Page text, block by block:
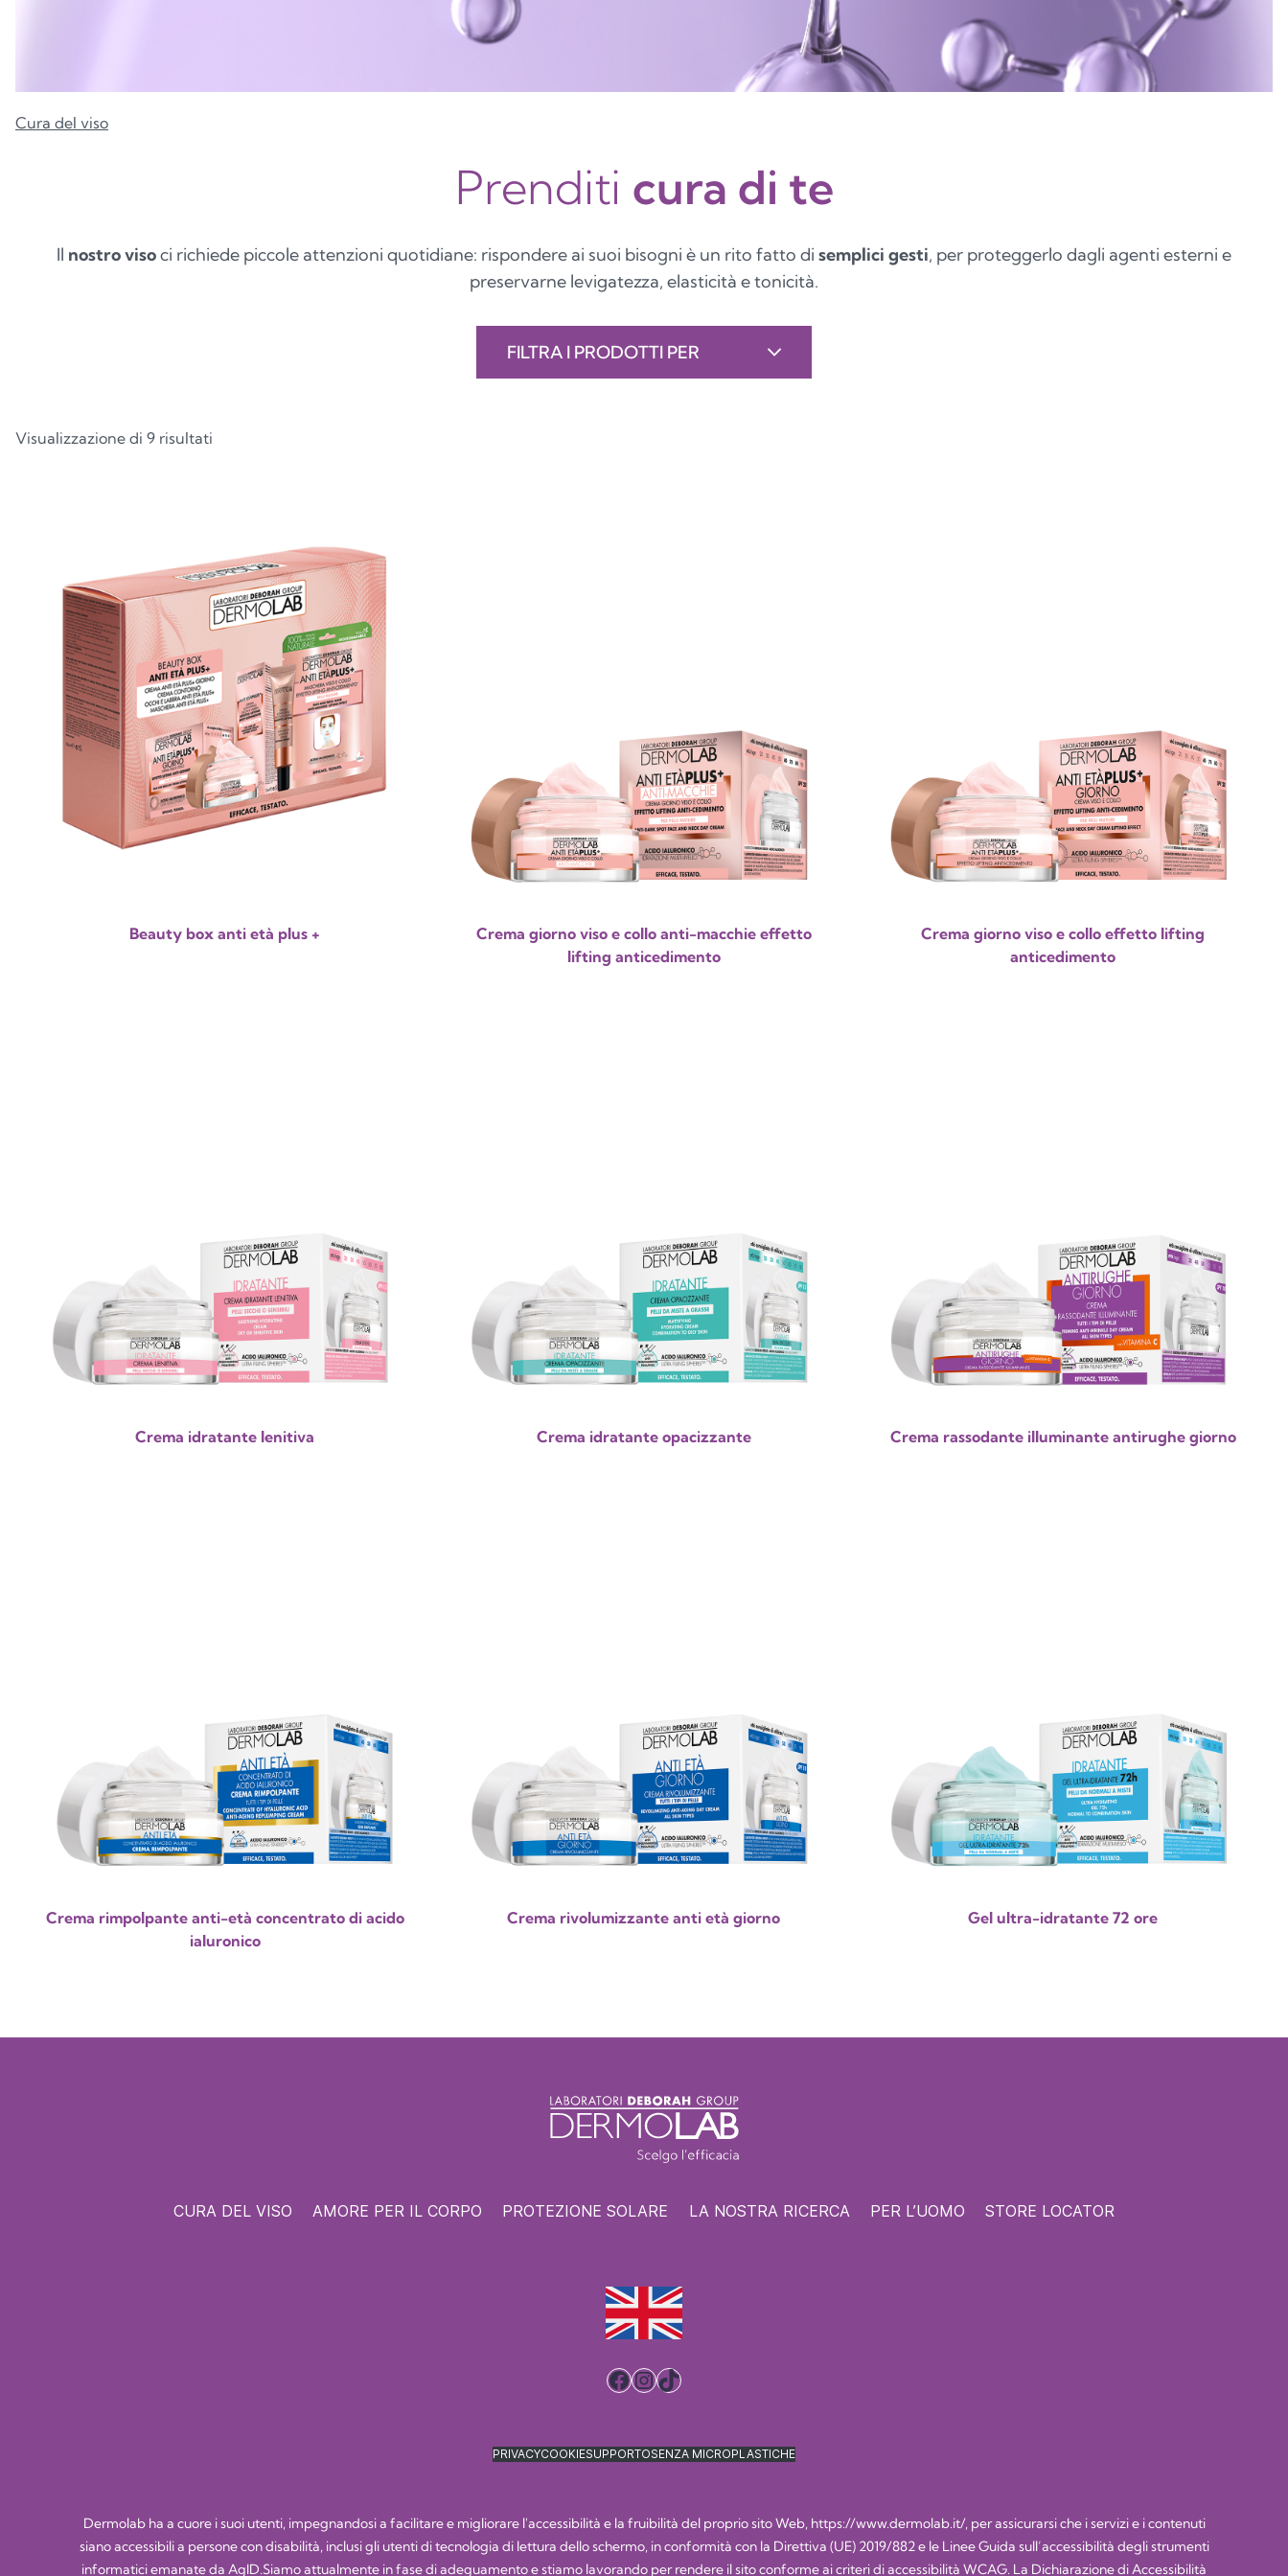
Cura del viso
Prenditi cura di te
Il nostro visoci richiede piccole attenzioni quotidiane: rispondere ai suoi bisogni è un rito fatto di semplici gesti, per proteggerlo dagli agenti esterni e
preservarne levigatezza, elasticità e tonicità.
FILTRA I PRODOTTI PER
Visualizzazione di 9 risultati
Beauty box anti età plus +
Crema giorno viso e collo anti-macchie effetto
lifting anticedimento
Crema giorno viso e collo effetto lifting
anticedimento
Crema idratante lenitiva Crema idratante opacizzante Crema rassodante illuminante antirughe giorno
Crema rimpolpante anti-età concentrato di acido
ialuronico
Crema rivolumizzante anti età giorno Gel ultra-idratante 72 ore
CURA DEL VISO AMORE PER IL CORPO PROTEZIONE SOLARE LA NOSTRA RICERCA PER L’UOMO STORE LOCATOR
Facebook
Instagram
TikTok
PRIVACYCOOKIESUPPORTOSENZA MICROPLASTICHE
Dermolab ha a cuore i suoi utenti, impegnandosi a facilitare e migliorare l'accessibilità e la fruibilità del proprio sito Web, https://www.dermolab.it/, per assicurarsi che i servizi e i contenuti
siano accessibili a persone con disabilità, inclusi gli utenti di tecnologia di lettura dello schermo, in conformità con la Direttiva (UE) 2019/882 e le Linee Guida sull’accessibilità degli strumenti
informatici emanate da AgID.Siamo attualmente in fase di adeguamento e stiamo lavorando per rendere il sito conforme ai criteri di accessibilità WCAG. La Dichiarazione di Accessibilità